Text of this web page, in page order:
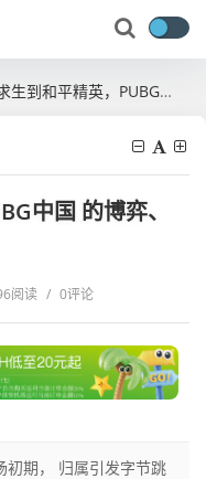
平精英，PUBG中国 的博弈、蜕变与行业启示
中国 的博弈、
阅读 / 0评论
初期， 归属引发字节跳